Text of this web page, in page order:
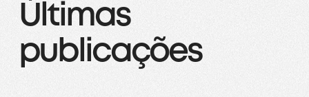
Últimas
publicações